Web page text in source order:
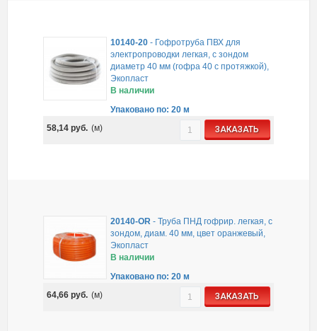
10140-20 - Гофротруба ПВХ для
электропроводки легкая, с зондом
диаметр 40 мм (гофра 40 с протяжкой),
Экопласт
В наличии
Упаковано по: 20 м
58,14руб. (м) ЗАКАЗАТЬ
20140-OR -Труба ПНД гофрир. легкая, с
зондом, диам. 40 мм, цвет оранжевый,
Экопласт
В наличии
Упаковано по: 20 м
64,66руб. (м) ЗАКАЗАТЬ